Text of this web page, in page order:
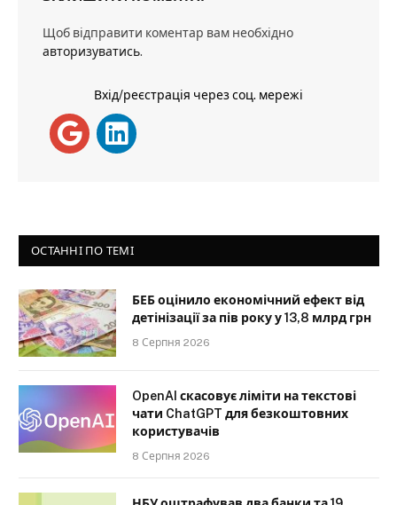
Щоб відправити коментар вам необхідно
авторизуватись.
Вхід/реєстрація через соц. мережі
ОСТАННІ ПО ТЕМІ
БЕБ оцінило економічний ефект від
детінізації за пів року у 13,8 млрд грн
8 Серпня 2026
OpenAI скасовує ліміти на текстові
чати ChatGPT для безкоштовних
користувачів
8 Серпня 2026